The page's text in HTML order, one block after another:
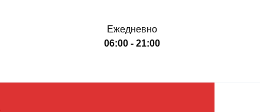
Ежедневно
06:00 - 21:00